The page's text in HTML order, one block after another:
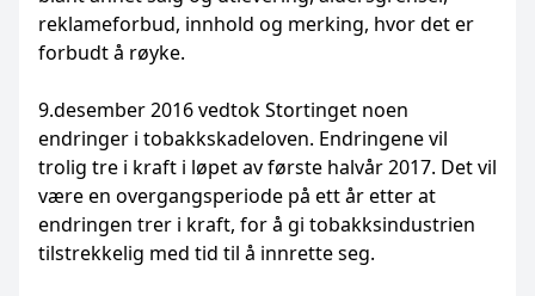
reklameforbud, innhold og merking, hvor det er
forbudt å røyke.
9.desember 2016 vedtok Stortinget noen
endringer i tobakkskadeloven. Endringene vil
trolig tre i kraft i løpet av første halvår 2017. Det vil
være en overgangsperiode på ett år etter at
endringen trer i kraft, for å gi tobakksindustrien
tilstrekkelig med tid til å innrette seg.